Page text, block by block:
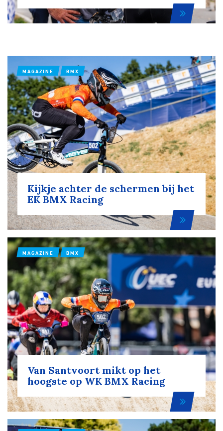
MAGAZINE BMX
Kijkje achter de schermen bij het
EK BMX Racing
MAGAZINE BMX
Van Santvoort mikt op het
hoogste op WK BMX Racing